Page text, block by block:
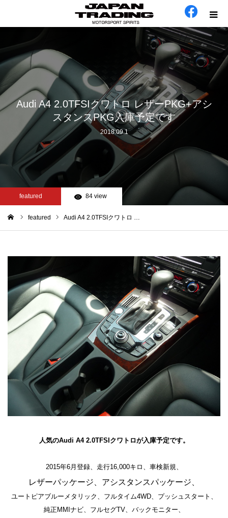
Audi A4 2.0TFSIクワトロ レザーPKG+アシ
スタンスPKG入庫予定です
2018.09.1
featured 84 view
featured Audi A4 2.0TFSIクワトロ …
人気のAudi A4 2.0TFSIクワトロが入庫予定です。
2015年6月登録、走行16,000キロ、車検新規、
レザーパッケージ、アシスタンスパッケージ、
ユートピアブルーメタリック、フルタイム4WD、プッシュスタート、
純正MMIナビ、フルセグTV、バックモニター、
在庫車
会社概要
カテゴリー
工場日誌
お問い合わせ